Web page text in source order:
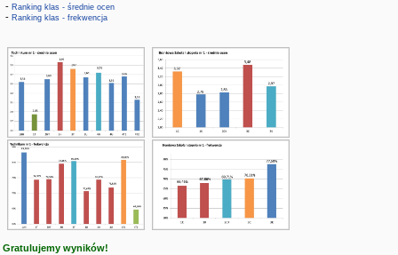
- Ranking klas - średnie ocen
- Ranking klas - frekwencja
Gratulujemy wyników!